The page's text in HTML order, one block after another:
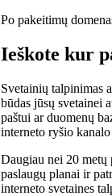
Po pakeitimų
Ieškote kur
Svetainių talpinimas
būdas jūsų svetainei
paštui ar duomenų
interneto ryšio
Daugiau nei 20 metų
paslaugų planai ir
interneto svetaines